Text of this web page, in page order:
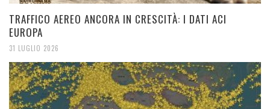
TRAFFICO AEREO ANCORA IN CRESCITÀ: I DATI ACI
EUROPA
31 LUGLIO 2026